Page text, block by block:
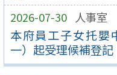
2026-07-30 人事室
本府員工子女托嬰
一）起受理候補登記